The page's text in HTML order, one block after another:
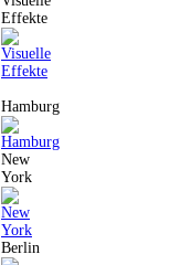
Effekte
Hamburg
New
York
Berlin